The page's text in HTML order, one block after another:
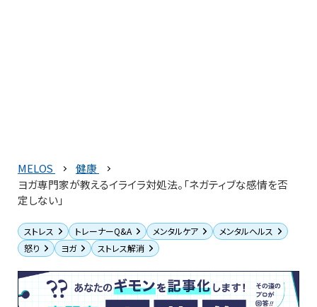
MELOS
健康
ヨガ専門家が教えるイライラ対処法。「ネガティブな感情を否
定しない」
ストレス トレーナーQ&A メンタルケア
メンタルヘルス
怒り
ヨガ ストレス解消